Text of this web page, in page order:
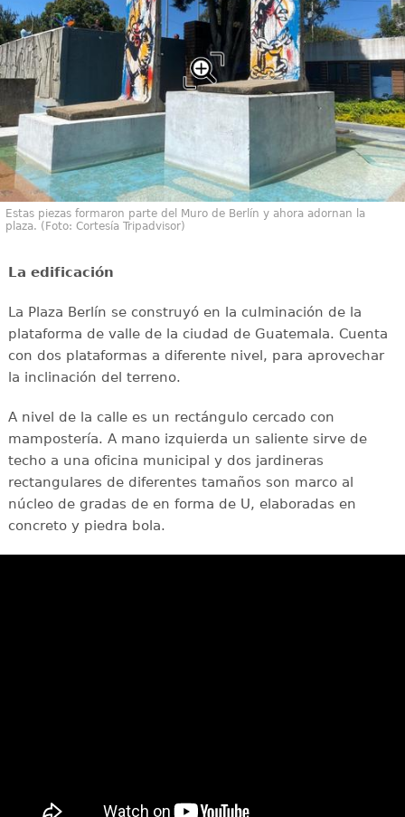
Estas piezas formaron parte del Muro de Berlín y ahora adornan la
plaza. (Foto: Cortesía Tripadvisor)
La edificación
La Plaza Berlín se construyó en la culminación de la
plataforma de valle de la ciudad de Guatemala. Cuenta
con dos plataformas a diferente nivel, para aprovechar
la inclinación del terreno.
A nivel de la calle es un rectángulo cercado con
mampostería. A mano izquierda un saliente sirve de
techo a una oficina municipal y dos jardineras
rectangulares de diferentes tamaños son marco al
núcleo de gradas de en forma de U, elaboradas en
concreto y piedra bola.